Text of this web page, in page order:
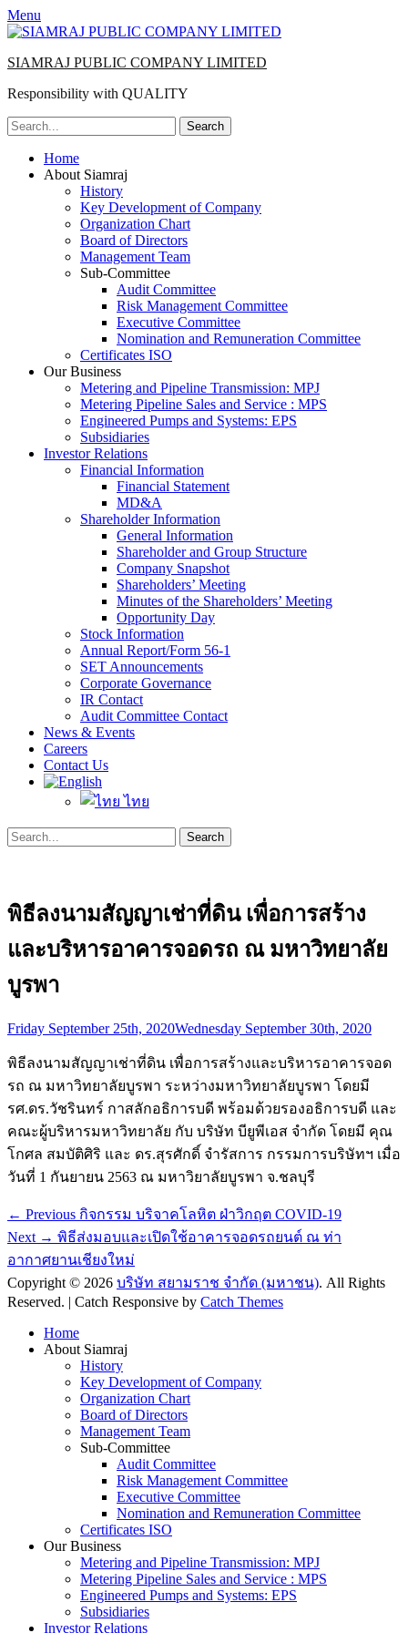
Menu
SIAMRAJ PUBLIC COMPANY LIMITED
Responsibility with QUALITY
Search
for:
Primary
Menu
Skip
Home
About Siamraj
History
Key Development of Company
Organization Chart
Board of Directors
Management Team
Sub-Committee
Audit Committee
Risk Management Committee
Executive Committee
Nomination and Remuneration Committee
Certificates ISO
Our Business
Metering and Pipeline Transmission: MPJ
Metering Pipeline Sales and Service : MPS
Engineered Pumps and Systems: EPS
Subsidiaries
Investor Relations
Financial Information
Financial Statement
MD&A
Shareholder Information
General Information
Shareholder and Group Structure
Company Snapshot
Shareholders’ Meeting
Minutes of the Shareholders’ Meeting
Opportunity Day
Stock Information
Annual Report/Form 56-1
SET Announcements
Corporate Governance
IR Contact
Audit Committee Contact
News & Events
Careers
Contact Us
ไทย
Search
Search
for:
พิธีลงนามสัญญาเช่าที่ดิน เพื่อการสร้าง
และบริหารอาคารจอดรถ ณ มหาวิทยาลัย
บูรพา
Posted
Friday September 25th, 2020Wednesday September 30th, 2020
พิธีลงนามสัญญาเช่าที่ดิน เพื่อการสร้างและบริหารอาคารจอด
รถ ณ มหาวิทยาลัยบูรพา ระหว่างมหาวิทยาลัยบูรพา โดยมี
รศ.ดร.วัชรินทร์ กาสลักอธิการบดี พร้อมด้วยรองอธิการบดี และ
คณะผู้บริหารมหาวิทยาลัย กับ บริษัท บียูพีเอส จำกัด โดยมี คุณ
โกศล สมบัติศิริ และ ดร.สุรศักดิ์ จำรัสการ กรรมการบริษัทฯ เมื่อ
วันที่ 1 กันยายน 2563 ณ มหาวิยาลัยบูรพา จ.ชลบุรี
Post
navigation
← Previous Previous
post:
กิจกรรม บริจาคโลหิต ฝ่าวิกฤต COVID-19
Next → Next
post:
พิธีส่งมอบและเปิดใช้อาคารจอดรถยนต์ ณ ท่า
อากาศยานเชียงใหม่
Copyright © 2026 บริษัท สยามราช จำกัด (มหาชน). All Rights
Reserved. | Catch Responsive by Catch Themes
Home
About Siamraj
History
Key Development of Company
Organization Chart
Board of Directors
Management Team
Sub-Committee
Audit Committee
Risk Management Committee
Executive Committee
Nomination and Remuneration Committee
Certificates ISO
Our Business
Metering and Pipeline Transmission: MPJ
Metering Pipeline Sales and Service : MPS
Engineered Pumps and Systems: EPS
Subsidiaries
Investor Relations